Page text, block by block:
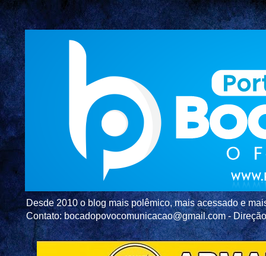
Desde 2010 o blog mais polêmico, mais acessado e
Contato: bocadopovocomunicacao@gmail.com -